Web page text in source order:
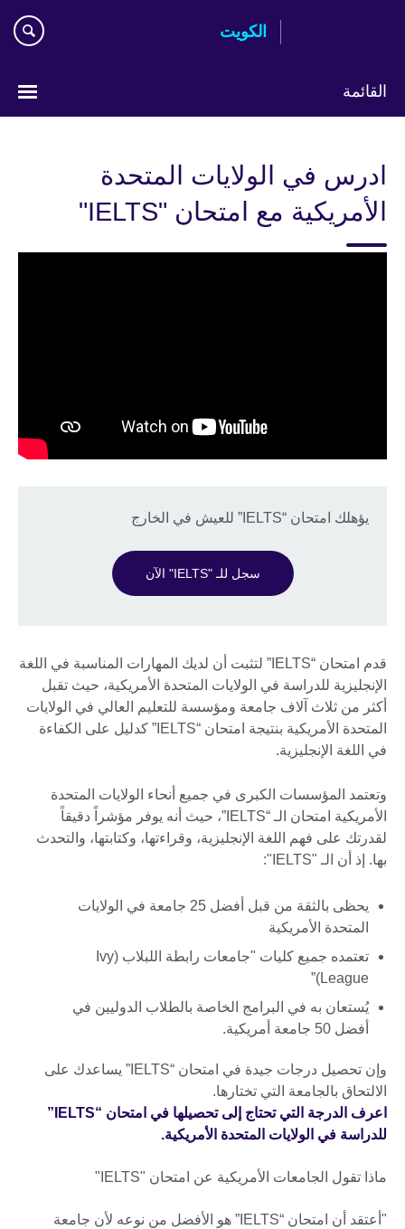
الكويت
القائمة
ادرس في الولايات المتحدة
الأمريكية مع امتحان "IELTS"
يؤهلك امتحان “IELTS” للعيش في الخارج
سجل للـ "IELTS" الآن
قدم امتحان “IELTS” لتثبت أن لديك المهارات المناسبة في اللغة
الإنجليزية للدراسة في الولايات المتحدة الأمريكية، حيث تقبل
أكثر من ثلاث آلاف جامعة ومؤسسة للتعليم العالي في الولايات
المتحدة الأمريكية بنتيجة امتحان “IELTS” كدليل على الكفاءة
في اللغة الإنجليزية.
وتعتمد المؤسسات الكبرى في جميع أنحاء الولايات المتحدة
الأمريكية امتحان الـ “IELTS”، حيث أنه يوفر مؤشراً دقيقاً
لقدرتك على فهم اللغة الإنجليزية، وقراءتها، وكتابتها، والتحدث
بها. إذ أن الـ "IELTS":
يحظى بالثقة من قبل أفضل 25 جامعة في الولايات
المتحدة الأمريكية
تعتمده جميع كليات "جامعات رابطة اللبلاب (Ivy
League)”
يُستعان به في البرامج الخاصة بالطلاب الدوليين في
أفضل 50 جامعة أمريكية.
وإن تحصيل درجات جيدة في امتحان “IELTS” يساعدك على
الالتحاق بالجامعة التي تختارها.
اعرف الدرجة التي تحتاج إلى تحصيلها في امتحان “IELTS”
للدراسة في الولايات المتحدة الأمريكية.
ماذا تقول الجامعات الأمريكية عن امتحان "IELTS"
"أعتقد أن امتحان “IELTS” هو الأفضل من نوعه لأن جامعة